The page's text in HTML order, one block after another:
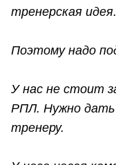
тренерская идея.
Поэтому надо
У нас не стоит
РПЛ. Нужно
тренеру.